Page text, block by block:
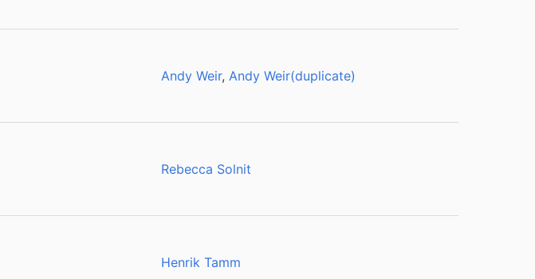
Andy Weir, Andy Weir(duplicate)
Rebecca Solnit
Henrik Tamm